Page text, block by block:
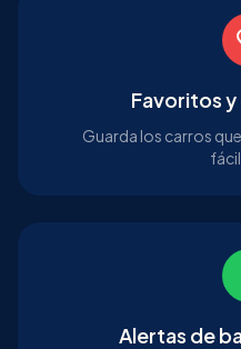
Favoritos
Guarda los carros
Alertas de